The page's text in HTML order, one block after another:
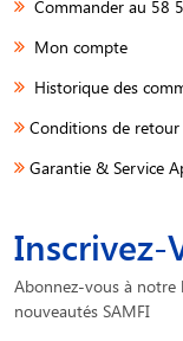
Commander au 58
Mon compte
Historique des
Conditions de retour
Garantie & Service
Inscrivez-
Abonnez-vous à
nouveautés SAMFI